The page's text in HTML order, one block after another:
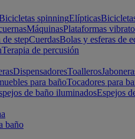
spinningElípticas
MáquinasPlataformas
de stepCuerdasBolas y esferas de
Terapia de percusión
DispensadoresToalleros
para bañoTocadores para
de baño iluminadosEspejos
baño